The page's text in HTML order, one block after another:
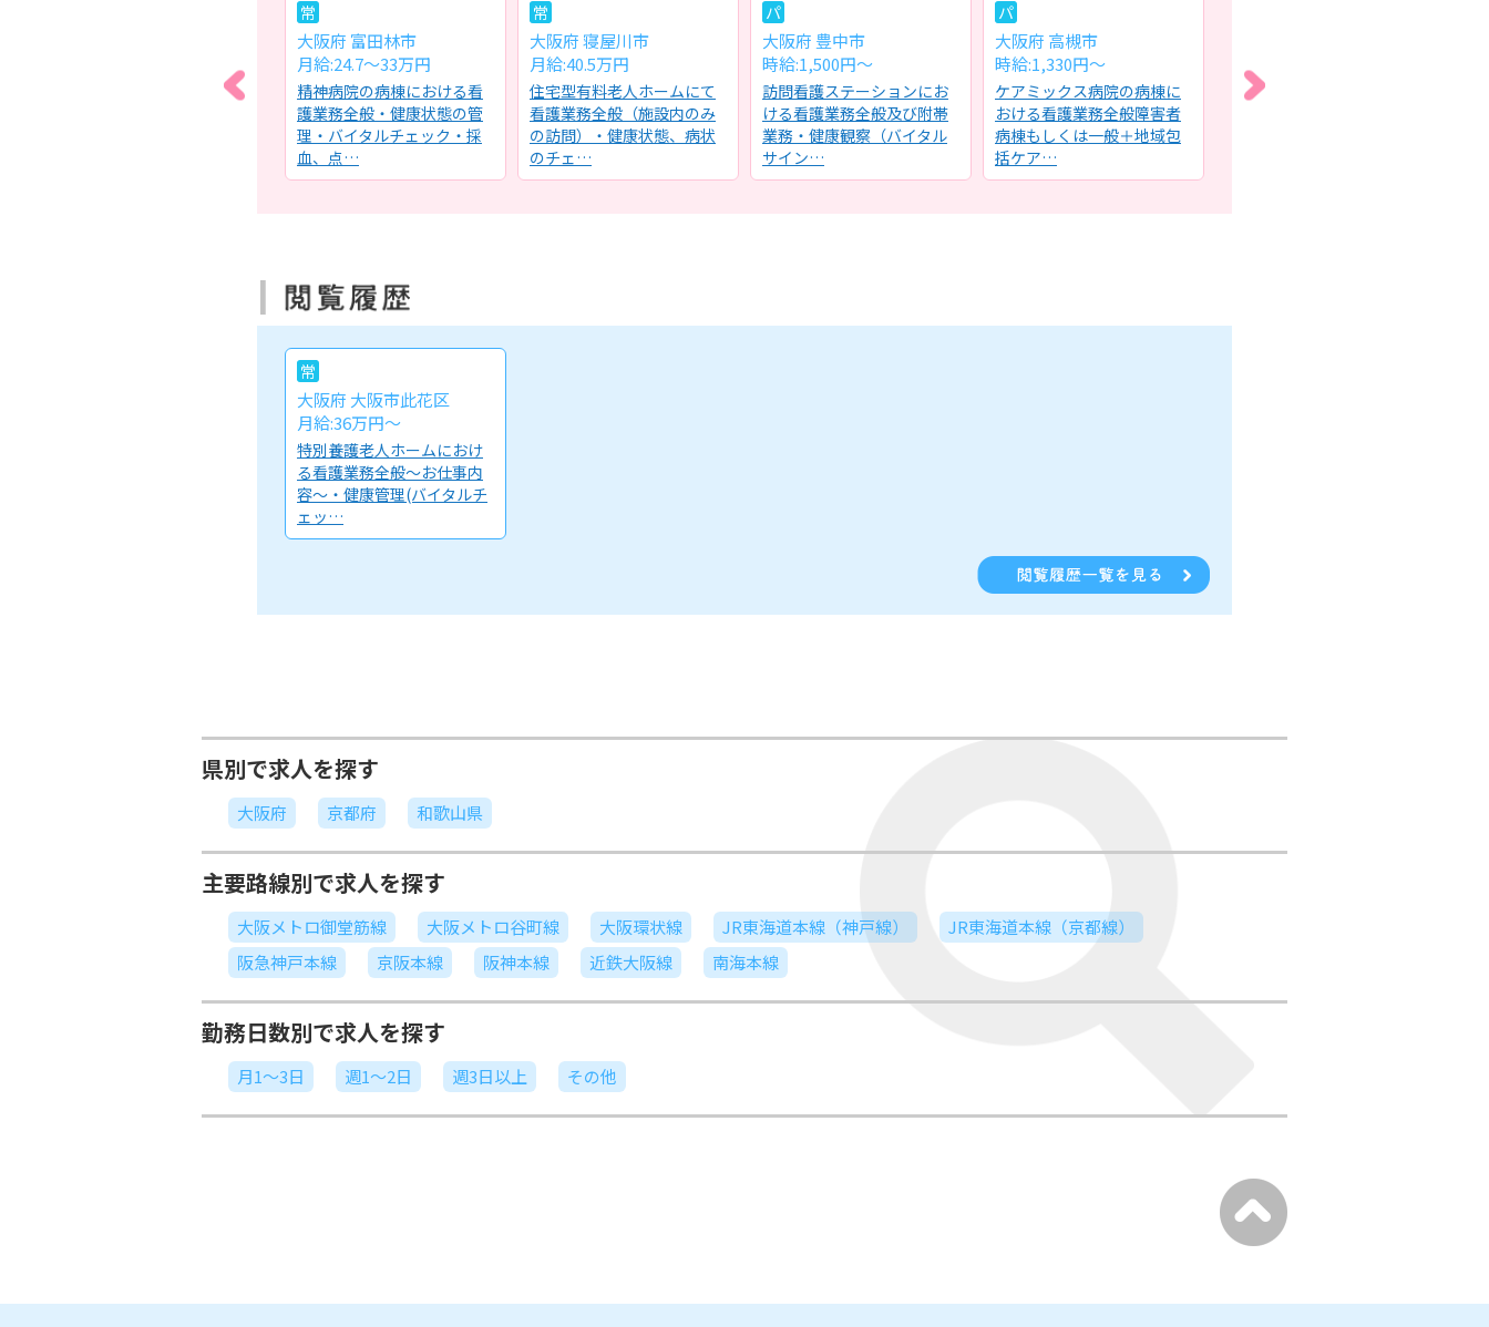
訪問看護ステーションにお
常
大阪府 富田林市
月給:24.7～33万円
精神病院の病棟における看
護業務全般・健康状態の管
理・バイタルチェック・採
血、点…
常
大阪府 寝屋川市
月給:40.5万円
住宅型有料老人ホームにて
看護業務全般（施設内のみ
の訪問）・健康状態、病状
のチェ…
パ
大阪府 豊中市
時給:1,500円～
訪問看護ステーションにお
ける看護業務全般及び附帯
業務・健康観察（バイタル
サイン…
パ
大阪府 高槻市
時給:1,330円～
ケアミックス病院の病棟に
おける看護業務全般障害者
病棟もしくは一般＋地域包
括ケア…
月給:28万円～
特別養護老人ホームにて看
常
大阪府 大阪市此花区
月給:36万円～
特別養護老人ホームにおけ
る看護業務全般～お仕事内
容～・健康管理(バイタルチ
ェッ…
県別で求人を探す
大阪府 京都府 和歌山県
主要路線別で求人を探す
大阪メトロ御堂筋線 大阪メトロ谷町線 大阪環状線 JR東海道本線（神戸線）
JR東海道本線（京都線）
阪急神戸本線
京阪本線 阪神本線 近鉄大阪線 南海本線
勤務日数別で求人を探す
月1～3日 週1～2日 週3日以上 その他